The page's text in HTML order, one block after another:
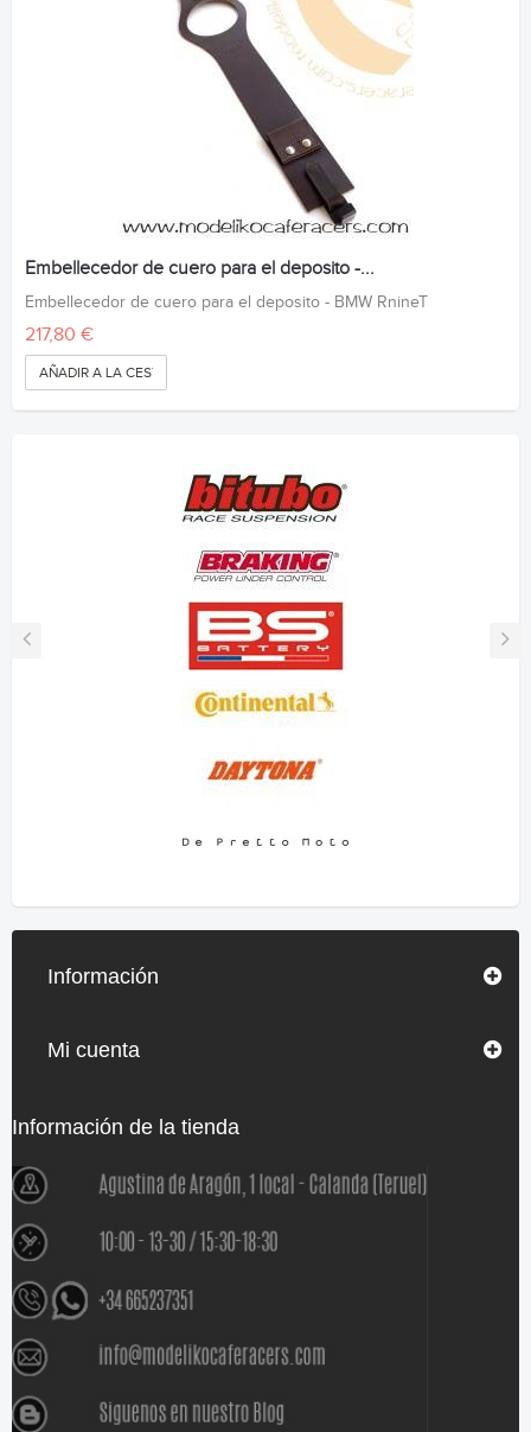
Embellecedor de cuero para el deposito -...
Embellecedor de cuero para el deposito - BMW RnineT
217,80 €
AÑADIR A LA CESTA
Información
Mi cuenta
Información de la tienda